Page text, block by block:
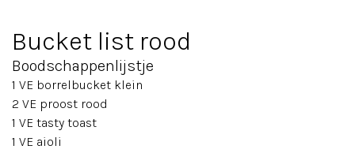
Bucket list rood
Boodschappenlijstje
1 VE borrelbucket klein
2 VE proost rood
1 VE tasty toast
1 VE aioli